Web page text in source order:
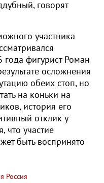
говорят
участника
фигурист Роман
осложнения
обеих стоп, но
на коньки на
история его
отклик у
что участие
быть воспринято
Россия